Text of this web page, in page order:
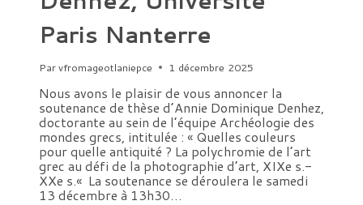
Paris Nanterre
Parvfromageotlaniepce 1 décembre 2025
Nous avons le plaisir de vous annoncer la
soutenance de thèse d’Annie Dominique Denhez,
doctorante au sein de l’équipe Archéologie des
mondes grecs, intitulée : « Quelles couleurs
pour quelle antiquité ? La polychromie de l’art
grec au défi de la photographie d’art, XIXe s.-
XXe s.« La soutenance se déroulera le samedi
13 décembre à 13h30…